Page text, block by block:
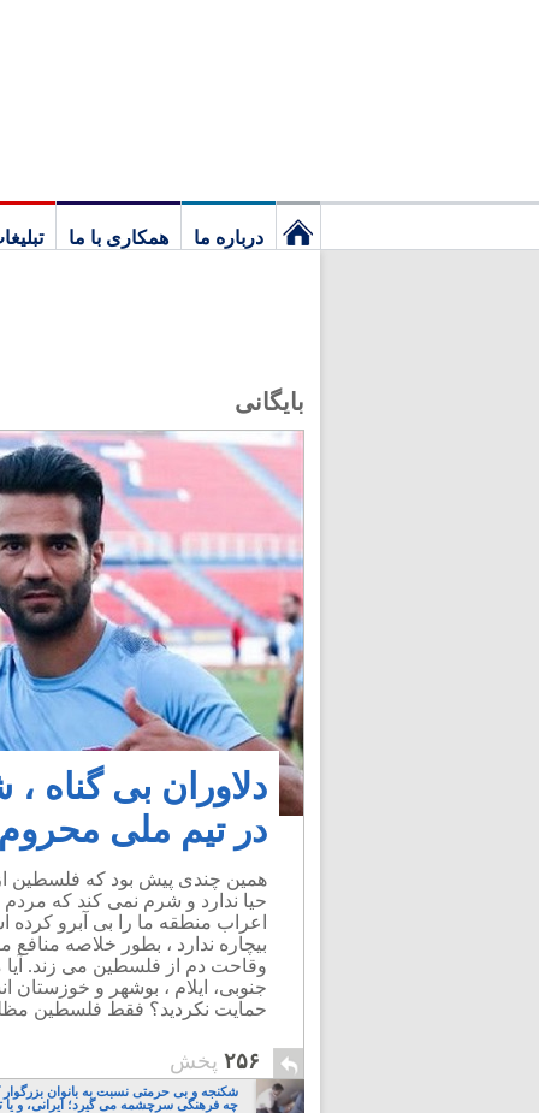
درباره ما همکاری با ما
بایگانی
دلاوران بی
در تیم ملی
همین چندی پیش بود که فلسطین
حیا ندارد و شرم نمی کند که مردم
اعراب منطقه ما را بی آبرو
بیچاره ندارد ، بطور خلاصه منافع
وقاحت دم از فلسطین می زند.
جنوبی، ایلام ، بوشهر و خوزستان
حمایت نکردید؟ فقط فلسطین
۲۵۶ پخش
شکنجه و بی حرمتی نسبت به بانوان بزرگوار
چه فرهنگی سرچشمه می گیرد؛ ایرانی، و یا